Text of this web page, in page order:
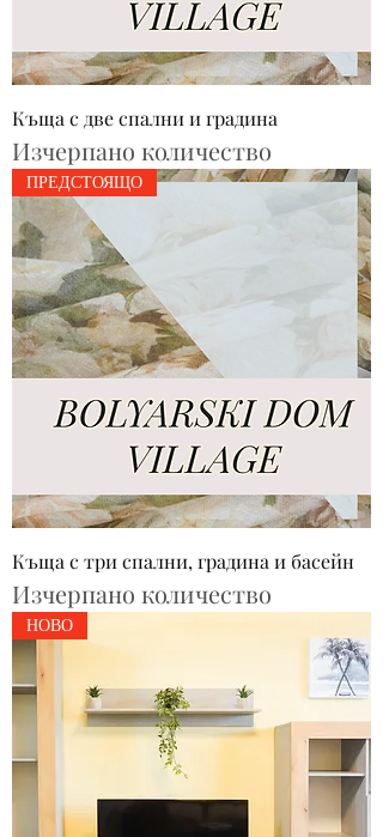
Къща с две спални и градина
Изчерпано количество
ПРЕДСТОЯЩО
Къща с три спални, градина и басейн
Изчерпано количество
НОВО